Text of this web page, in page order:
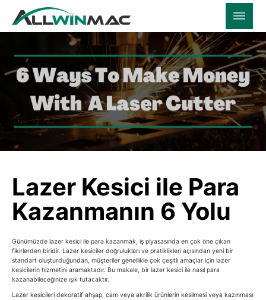
Lazer Kesici ile Para
Kazanmanın 6 Yolu
Günümüzde lazer kesici ile para kazanmak, iş piyasasında en çok öne çıkan
fikirlerden biridir. Lazer kesiciler doğrulukları ve pratiklikleri açısından yeni bir
standart oluşturduğundan, müşteriler genellikle çok çeşitli amaçlar için lazer
kesicilerin hizmetini aramaktadır. Bu makale, bir lazer kesici ile nasıl para
kazanabileceğinize ışık tutacaktır.
Lazer kesicileri dekoratif ahşap, cam veya akrilik ürünlerin kesilmesi veya kazınması